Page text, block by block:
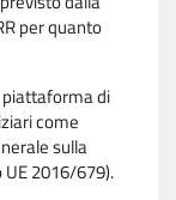
per quanto
di
come
sulla
2016/679).